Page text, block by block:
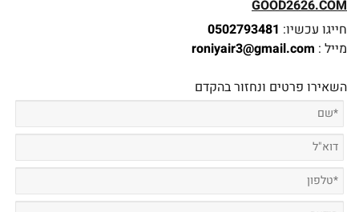
GOOD2626.COM
חייגו עכשיו: 0502793481
מייל : roniyair3@gmail.com
השאירו פרטים ונחזור בהקדם